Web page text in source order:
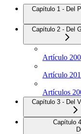
Capítulo 1 - Del
Capítulo 2 - Del
Artículo 200
Artículo 201
Artículos
Capítulo 3 - Del
Capítulo